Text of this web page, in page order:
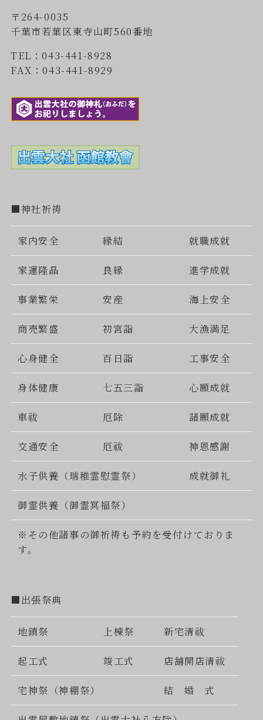
〒264-0035
千葉市若葉区東寺山町560番地
TEL：043-441-8928
FAX：043-441-8929
■神社祈祷
家内安全 縁結 就職成就
家運隆晶 良縁 進学成就
事業繁栄 安産 海上安全
商売繁盛 初宮詣 大漁満足
心身健全 百日詣 工事安全
身体健康 七五三詣 心願成就
車祓 厄除 諸願成就
交通安全 厄祓 神恩感謝
水子供養（瑞稚霊慰霊祭） 成就御礼
御霊供養（御霊冥福祭）
※その他諸事の御祈祷も予約を受付けておりま
す。
■出張祭典
地鎮祭 上棟祭 新宅清祓
起工式 竣工式 店舗開店清祓
宅神祭（神棚祭） 結 婚 式